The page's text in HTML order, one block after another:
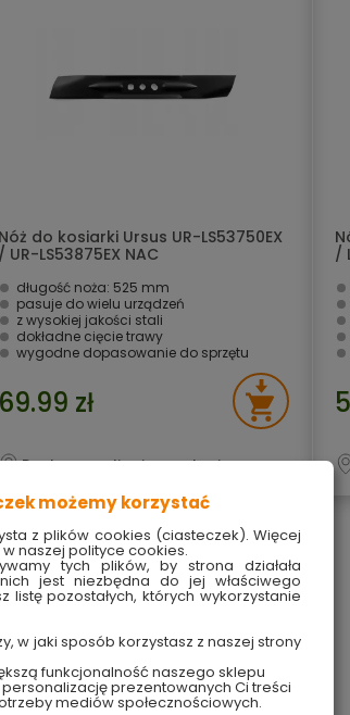
Nóż do kosiarki Ursus UR-LS53750EX
/ UR-LS53875EX NAC
długość noża: 525 mm
pasuje do wielu urządzeń
z wysokiej jakości stali
dokładne cięcie trawy
wygodne dopasowanie do sprzętu
69.99 zł
Dostępny online i w markecie
/
możemy korzystać
z plików cookies (ciasteczek). Więcej
naszej polityce cookies.
tych plików, by strona działała
jest niezbędna do jej właściwego
listę pozostałych, których wykorzystanie
w jaki sposób korzystasz z naszej strony
funkcjonalność naszego sklepu
prezentowanych Ci treści
mediów społecznościowych.